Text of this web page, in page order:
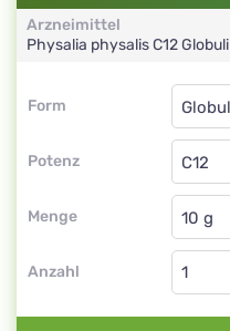
Arzneimittel
Physalia physalisC12Globuli
Form
Form
Potenz
Globuli
C12
Menge
Globuli
Anzahl